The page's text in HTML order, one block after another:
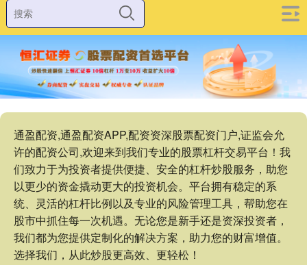
通盈配资,通盈配资APP,配资资深股票配资门户,证监会允
许的配资公司,欢迎来到我们专业的股票杠杆交易平台！我
们致力于为投资者提供便捷、安全的杠杆炒股服务，助您
以更少的资金撬动更大的投资机会。平台拥有稳定的系
统、灵活的杠杆比例以及专业的风险管理工具，帮助您在
股市中抓住每一次机遇。无论您是新手还是资深投资者，
我们都为您提供定制化的解决方案，助力您的财富增值。
选择我们，从此炒股更高效、更轻松！